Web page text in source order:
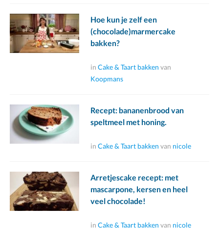
Hoe kun je zelf een
(chocolade)marmercake
bakken?
in Cake & Taart bakken van
Koopmans
Recept: bananenbrood van
speltmeel met honing.
in Cake & Taart bakken van nicole
Arretjescake recept: met
mascarpone, kersen en heel
veel chocolade!
in Cake & Taart bakken van nicole